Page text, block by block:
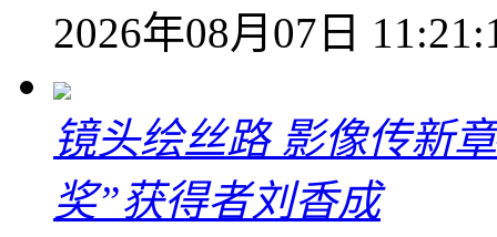
2026年08月07日
镜头绘丝路 影像传新
奖”获得者刘香成